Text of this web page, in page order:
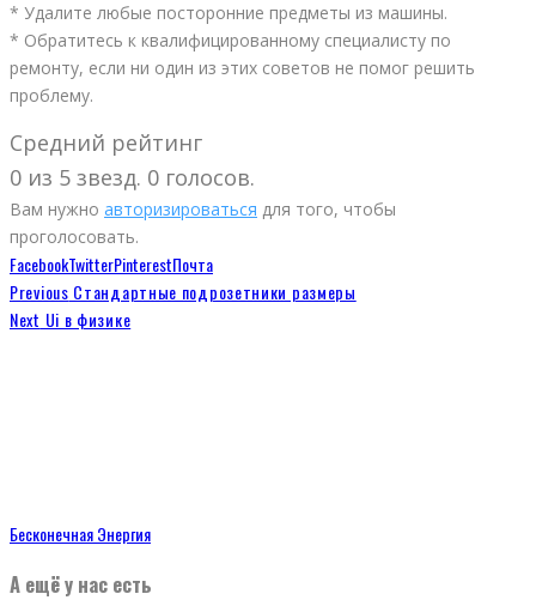
* Удалите любые посторонние предметы из машины.
* Обратитесь к квалифицированному специалисту по
ремонту, если ни один из этих советов не помог решить
проблему.
Средний рейтинг
0 из 5 звезд. 0 голосов.
Вам нужно авторизироваться для того, чтобы
проголосовать.
FacebookTwitterPinterestПочта
Previous Стандартные подрозетники размеры
Next Ui в физике
Бесконечная Энергия
А ещё у нас есть